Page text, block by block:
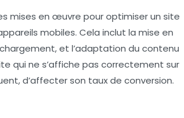
mises en œuvre pour optimiser un site
mobiles. Cela inclut la mise en
et l’adaptation du contenu
qui ne s’affiche pas correctement sur
d’affecter son taux de conversion.